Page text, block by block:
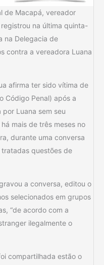
de Macapá, vereador
na última quinta-
na Delegacia de
contra a vereadora Luana
afirma ter sido vítima de
Código Penal) após a
Luana sem seu
mais de três meses no
durante uma conversa
questões de
a conversa, editou o
selecionados em grupos
“de acordo com a
ilegalmente o
compartilhada estão o